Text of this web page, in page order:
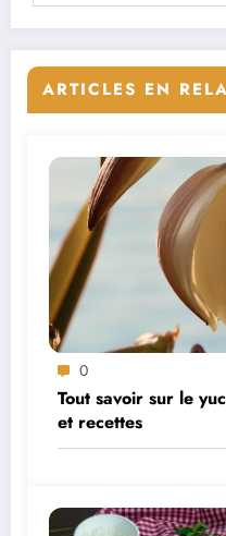
ARTICLES EN
0
Tout savoir sur le
et recettes